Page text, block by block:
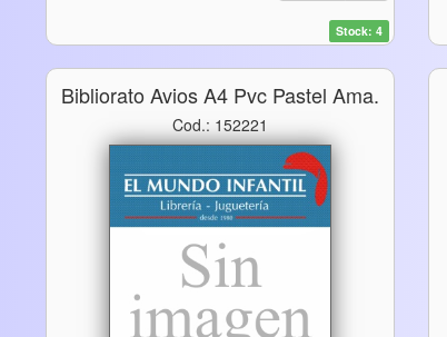
Stock: 4
Bibliorato Avios A4 Pvc Pastel Ama.
Cod.: 152221